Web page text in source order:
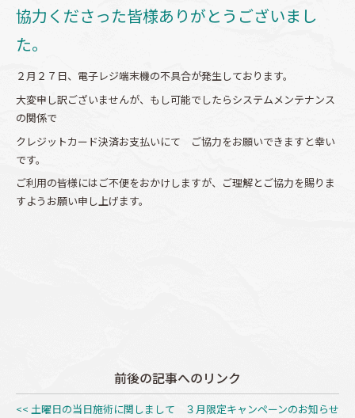
協力くださった皆様ありがとうございまし
た。
２月２７日、電子レジ端末機の不具合が発生しております。
大変申し訳ございませんが、もし可能でしたらシステムメンテナンス
の関係で
クレジットカード決済お支払いにて ご協力をお願いできますと幸い
です。
ご利用の皆様にはご不便をおかけしますが、ご理解とご協力を賜りま
すようお願い申し上げます。
前後の記事へのリンク
<< 土曜日の当日施術に関しまして
３月限定キャンペーンのお知らせ